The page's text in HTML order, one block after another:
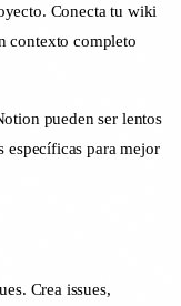
Conecta tu wiki
contexto completo
pueden ser lentos
específicas para mejor
Crea issues,